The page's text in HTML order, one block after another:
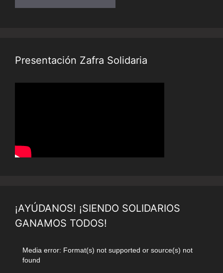
Presentación Zafra Solidaria
¡AYÚDANOS! ¡SIENDO SOLIDARIOS
GANAMOS TODOS!
Reproductor
de
Media error: Format(s) not supported or source(s) not
found